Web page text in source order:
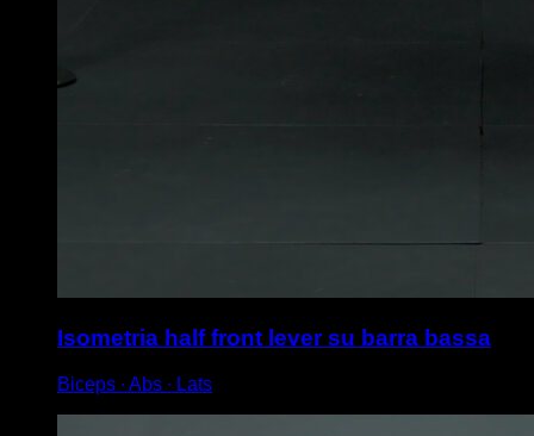
Isometria half front lever su barra bassa
Biceps ∙ Abs ∙ Lats